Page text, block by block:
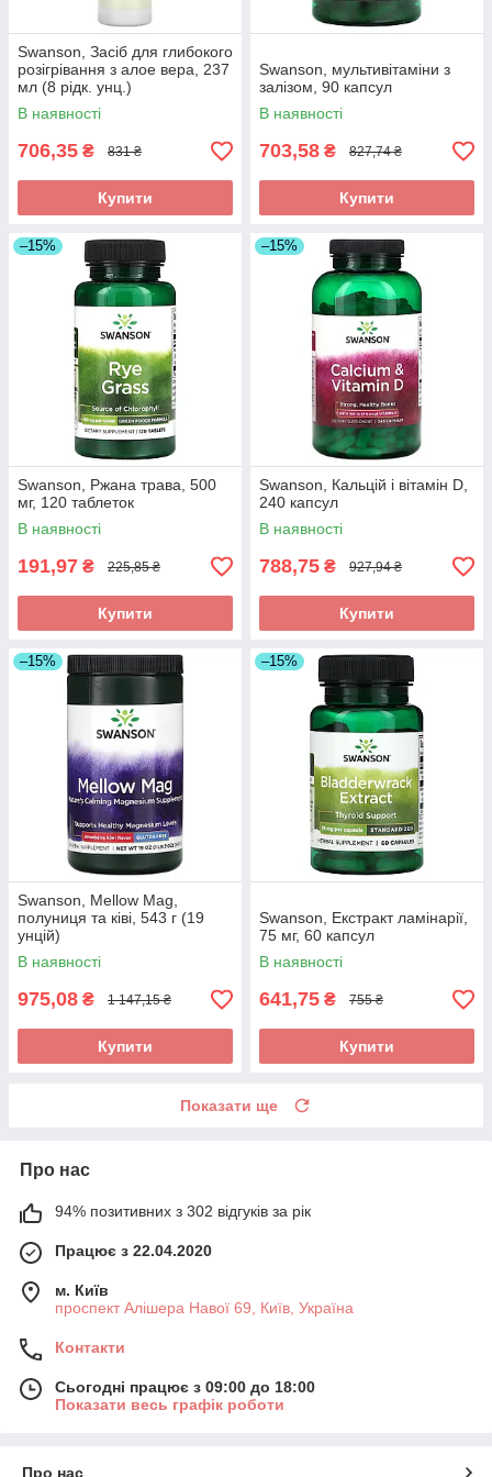
Swanson, Засіб для глибокого
розігрівання з алое вера, 237
мл (8 рідк. унц.)
В наявності
706,35 ₴ 831 ₴
Купити
Swanson, мультивітаміни з
залізом, 90 капсул
В наявності
703,58 ₴ 827,74 ₴
Купити
–15%
Swanson, Ржана трава, 500
мг, 120 таблеток
В наявності
191,97 ₴ 225,85 ₴
Купити
–15%
Swanson, Кальцій і вітамін D,
240 капсул
В наявності
788,75 ₴ 927,94 ₴
Купити
–15%
Swanson, Mellow Mag,
полуниця та ківі, 543 г (19
унцій)
В наявності
975,08 ₴ 1 147,15 ₴
Купити
–15%
Swanson, Екстракт ламінарії,
75 мг, 60 капсул
В наявності
641,75 ₴ 755 ₴
Купити
Показати ще
Про нас
94% позитивних з 302 відгуків за рік
Працює з 22.04.2020
м. Київ
проспект Алішера Навої 69, Київ, Україна
Контакти
Сьогодні працює з 09:00 до 18:00
Показати весь графік роботи
Про нас